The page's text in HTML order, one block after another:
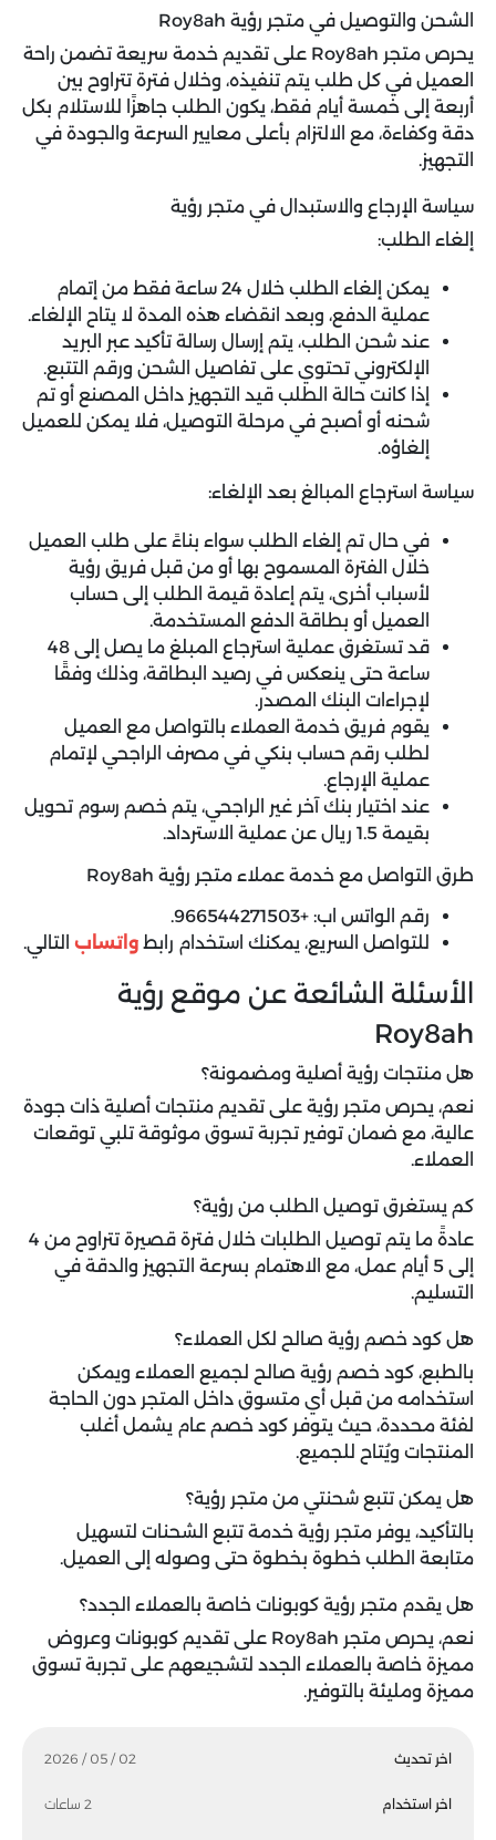
اخر تحديث 02 / 05 / 2026
اخر استخدام 2 ساعات
الشحن والتوصيل في متجر رؤية Roy8ah
يحرص متجر Roy8ah على تقديم خدمة سريعة تضمن راحة
العميل في كل طلب يتم تنفيذه، وخلال فترة تتراوح بين
أربعة إلى خمسة أيام فقط، يكون الطلب جاهزًا للاستلام بكل
دقة وكفاءة، مع الالتزام بأعلى معايير السرعة والجودة في
التجهيز.
سياسة الإرجاع والاستبدال في متجر رؤية
إلغاء الطلب:
يمكن إلغاء الطلب خلال 24 ساعة فقط من إتمام
عملية الدفع، وبعد انقضاء هذه المدة لا يتاح الإلغاء.
عند شحن الطلب، يتم إرسال رسالة تأكيد عبر البريد
الإلكتروني تحتوي على تفاصيل الشحن ورقم التتبع.
إذا كانت حالة الطلب قيد التجهيز داخل المصنع أو تم
شحنه أو أصبح في مرحلة التوصيل، فلا يمكن للعميل
إلغاؤه.
سياسة استرجاع المبالغ بعد الإلغاء:
في حال تم إلغاء الطلب سواء بناءً على طلب العميل
خلال الفترة المسموح بها أو من قبل فريق رؤية
لأسباب أخرى، يتم إعادة قيمة الطلب إلى حساب
العميل أو بطاقة الدفع المستخدمة.
قد تستغرق عملية استرجاع المبلغ ما يصل إلى 48
ساعة حتى ينعكس في رصيد البطاقة، وذلك وفقًا
لإجراءات البنك المصدر.
يقوم فريق خدمة العملاء بالتواصل مع العميل
لطلب رقم حساب بنكي في مصرف الراجحي لإتمام
عملية الإرجاع.
عند اختيار بنك آخر غير الراجحي، يتم خصم رسوم تحويل
بقيمة 1.5 ريال عن عملية الاسترداد.
طرق التواصل مع خدمة عملاء متجر رؤية Roy8ah
رقم الواتس اب: +966544271503.
للتواصل السريع، يمكنك استخدام رابط واتساب التالي.
الأسئلة الشائعة عن موقع رؤية
Roy8ah
هل منتجات رؤية أصلية ومضمونة؟
نعم، يحرص متجر رؤية على تقديم منتجات أصلية ذات جودة
عالية، مع ضمان توفير تجربة تسوق موثوقة تلبي توقعات
العملاء.
كم يستغرق توصيل الطلب من رؤية؟
عادةً ما يتم توصيل الطلبات خلال فترة قصيرة تتراوح من 4
إلى 5 أيام عمل، مع الاهتمام بسرعة التجهيز والدقة في
التسليم.
هل كود خصم رؤية صالح لكل العملاء؟
بالطبع، كود خصم رؤية صالح لجميع العملاء ويمكن
استخدامه من قبل أي متسوق داخل المتجر دون الحاجة
لفئة محددة، حيث يتوفر كود خصم عام يشمل أغلب
المنتجات ويُتاح للجميع.
هل يمكن تتبع شحنتي من متجر رؤية؟
بالتأكيد، يوفر متجر رؤية خدمة تتبع الشحنات لتسهيل
متابعة الطلب خطوة بخطوة حتى وصوله إلى العميل.
هل يقدم متجر رؤية كوبونات خاصة بالعملاء الجدد؟
نعم، يحرص متجر Roy8ah على تقديم كوبونات وعروض
مميزة خاصة بالعملاء الجدد لتشجيعهم على تجربة تسوق
مميزة ومليئة بالتوفير.